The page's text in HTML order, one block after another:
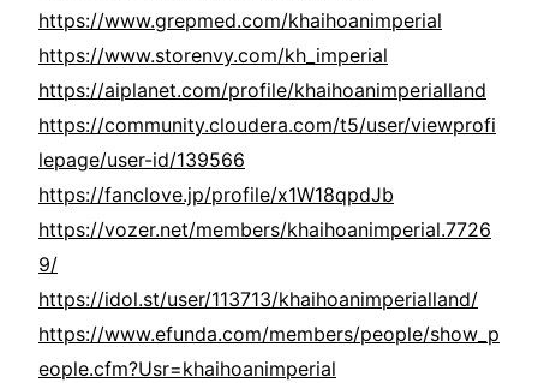
https://www.grepmed.com/khaihoanimperial
https://www.storenvy.com/kh_imperial
https://aiplanet.com/profile/khaihoanimperialland
https://community.cloudera.com/t5/user/viewprofi
lepage/user-id/139566
https://fanclove.jp/profile/x1W18qpdJb
https://vozer.net/members/khaihoanimperial.7726
9/
https://idol.st/user/113713/khaihoanimperialland/
https://www.efunda.com/members/people/show_p
eople.cfm?Usr=khaihoanimperial